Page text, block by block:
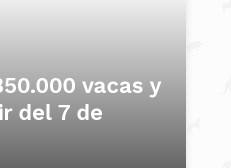
vacas y
del 7 de